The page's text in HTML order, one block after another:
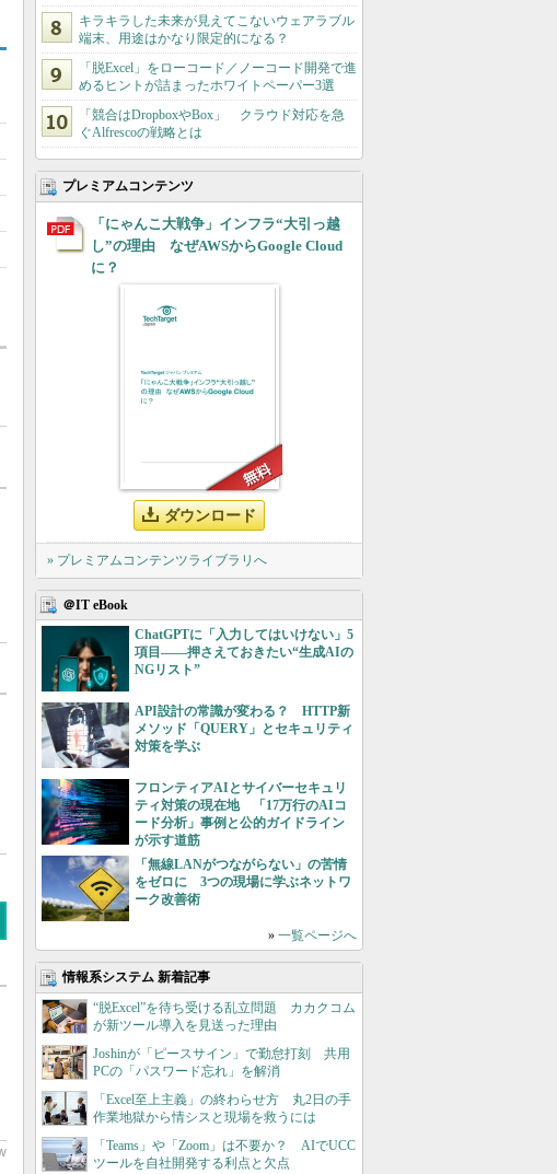
キラキラした未来が見えてこないウェアラブル
端末、用途はかなり限定的になる？
「脱Excel」をローコード／ノーコード開発で進
めるヒントが詰まったホワイトペーパー3選
「競合はDropboxやBox」 クラウド対応を急
ぐAlfrescoの戦略とは
プレミアムコンテンツ
「にゃんこ大戦争」インフラ“大引っ越
し”の理由 なぜAWSからGoogle Cloud
に？
ダウンロード
» プレミアムコンテンツライブラリへ
＠IT eBook
ChatGPTに「入力してはいけない」5
項目――押さえておきたい“生成AIの
NGリスト”
API設計の常識が変わる？ HTTP新
メソッド「QUERY」とセキュリティ
対策を学ぶ
フロンティアAIとサイバーセキュリ
ティ対策の現在地 「17万行のAIコ
ード分析」事例と公的ガイドライン
が示す道筋
「無線LANがつながらない」の苦情
をゼロに 3つの現場に学ぶネットワ
ーク改善術
» 一覧ページへ
情報系システム 新着記事
“脱Excel”を待ち受ける乱立問題 カカクコム
が新ツール導入を見送った理由
Joshinが「ピースサイン」で勤怠打刻 共用
PCの「パスワード忘れ」を解消
「Excel至上主義」の終わらせ方 丸2日の手
作業地獄から情シスと現場を救うには
「Teams」や「Zoom」は不要か？ AIでUCC
ツールを自社開発する利点と欠点